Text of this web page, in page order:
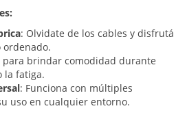
: Olvidate de los cables y disfrutá
ordenado.
para brindar comodidad durante
la fatiga.
: Funciona con múltiples
uso en cualquier entorno.